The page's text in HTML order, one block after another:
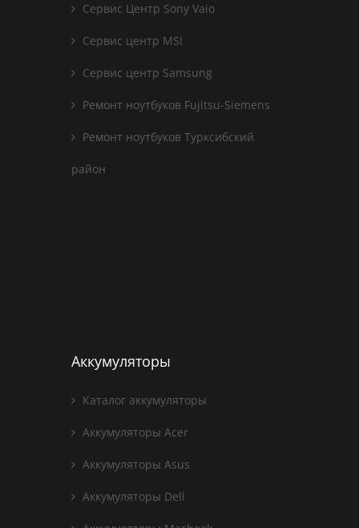
Сервис Центр Sony Vaio
Сервис центр MSI
Сервис центр Samsung
Ремонт ноутбуков Fujitsu-Siemens
Ремонт ноутбуков Турксибский
район
Аккумуляторы
Каталог аккумуляторы
Аккумуляторы Acer
Аккумуляторы Asus
Аккумуляторы Dell